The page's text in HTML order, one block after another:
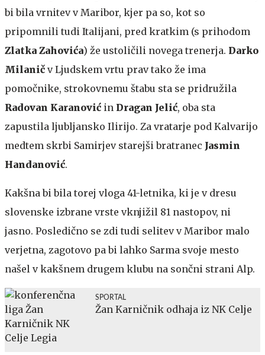
bi bila vrnitev v Maribor, kjer pa so, kot so
pripomnili tudi Italijani, pred kratkim (s prihodom
Zlatka Zahovića) že ustoličili novega trenerja. Darko
Milanič v Ljudskem vrtu prav tako že ima
pomočnike, strokovnemu štabu sta se pridružila
Radovan Karanović in Dragan Jelić, oba sta
zapustila ljubljansko Ilirijo. Za vratarje pod Kalvarijo
medtem skrbi Samirjev starejši bratranec Jasmin
Handanović.
Kakšna bi bila torej vloga 41-letnika, ki je v dresu
slovenske izbrane vrste vknjižil 81 nastopov, ni
jasno. Posledično se zdi tudi selitev v Maribor malo
verjetna, zagotovo pa bi lahko Sarma svoje mesto
našel v kakšnem drugem klubu na sončni strani Alp.
SPORTAL
Žan Karničnik odhaja iz NK Celje